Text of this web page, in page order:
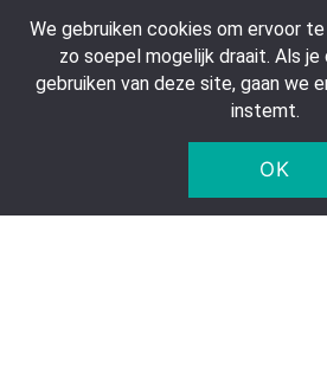
© 2005 - 2026 Five Star Trading Holland
exclusief BTW en verzendkosten.
We gebruiken cookies om ervoor
zo soepel mogelijk draait. Als
gebruiken van deze site, gaan we
instemt.
OK